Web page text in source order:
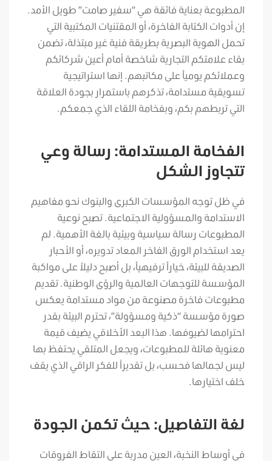
المطبوعة بعناية فائقة هي “سفير صامت” طويل الأمد.
إن أدوات الكتابة الفاخرة، أو المقتنيات المكتبية التي
تحمل الهوية البصرية بطريقة فنية غير مبتذلة، تضمن
بقاء علامتكم التجارية شاخصة أمام أعين شركائكم
وعملائكم يومياً على مكاتبهم. إنها استراتيجية
تسويقية مستدامة، تذكرهم باستمرار بجودة العلاقة
التي تربطهم بكم، وبفخامة اللقاء الذي جمعكم.
الفخامة المستدامة: رسالة وعي
تتجاوز الشكل
في ظل توجه المؤسسات الكبرى والبنوك نحو مفاهيم
الاستدامة والمسؤولية الاجتماعية. تصبح نوعية
المطبوعات رسالة سياسية وبيئية بالغة الأهمية. لم
يعد استخدام الورق الفاخر المعاد تدويره، أو الأحبار
الصديقة للبيئة، خياراً ترفيهياً، بل أصبح دليلاً على مواكبة
المؤسسة للتوجهات العالمية والرؤى الوطنية. تقديم
مطبوعات فاخرة مصنوعة من مواد مستدامة يعكس
صورة مؤسسة “ذكية ومسؤولة”، تحترم البيئة بقدر
احترامها لضيوفها. هذا البعد الأخلاقي يضيف قيمة
معنوية هائلة للمطبوعات، ويجعل المتلقي يحتفظ بها
ليس لجمالها فحسب، بل تقديراً للفكر الراقي الذي يقف
خلف اختيارها.
لغة التفاصيل: حيث تكمن الجودة
في أوساط النخبة، العين مدربة على التقاط الفروقات